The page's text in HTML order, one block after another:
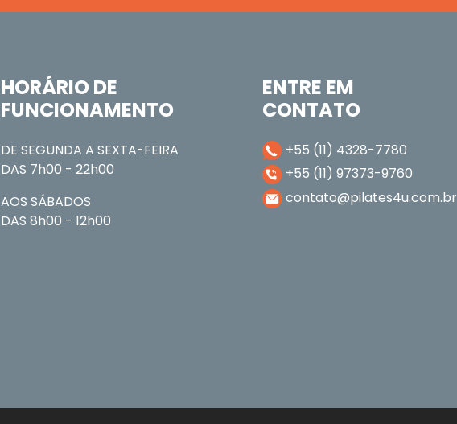
HORÁRIO DE
FUNCIONAMENTO
DE SEGUNDA A SEXTA-FEIRA
DAS 7h00 - 22h00
AOS SÁBADOS
DAS 8h00 - 12h00
ENTRE EM
CONTATO
+55 (11) 4328-7780
+55 (11) 97373-9760
contato@pilates4u.com.br